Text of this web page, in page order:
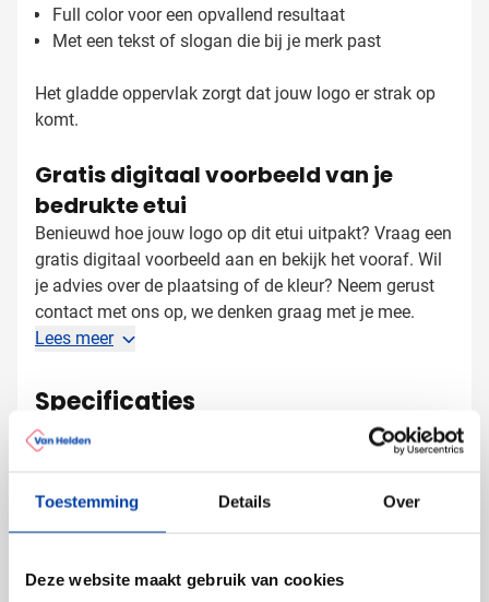
Toestemming Details Over
Deze website maakt gebruik van cookies
Full color voor een opvallend resultaat
Met een tekst of slogan die bij je merk past
Het gladde oppervlak zorgt dat jouw logo er strak op
komt.
Gratis digitaal voorbeeld van je
bedrukte etui
Benieuwd hoe jouw logo op dit etui uitpakt? Vraag een
gratis digitaal voorbeeld aan en bekijk het vooraf. Wil
je advies over de plaatsing of de kleur? Neem gerust
contact met ons op, we denken graag met je mee.
Lees meer
Specificaties
Productnummer
Gewicht
cm (l x b x h)